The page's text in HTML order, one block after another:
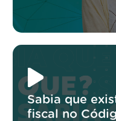
Sabia que
fiscal no